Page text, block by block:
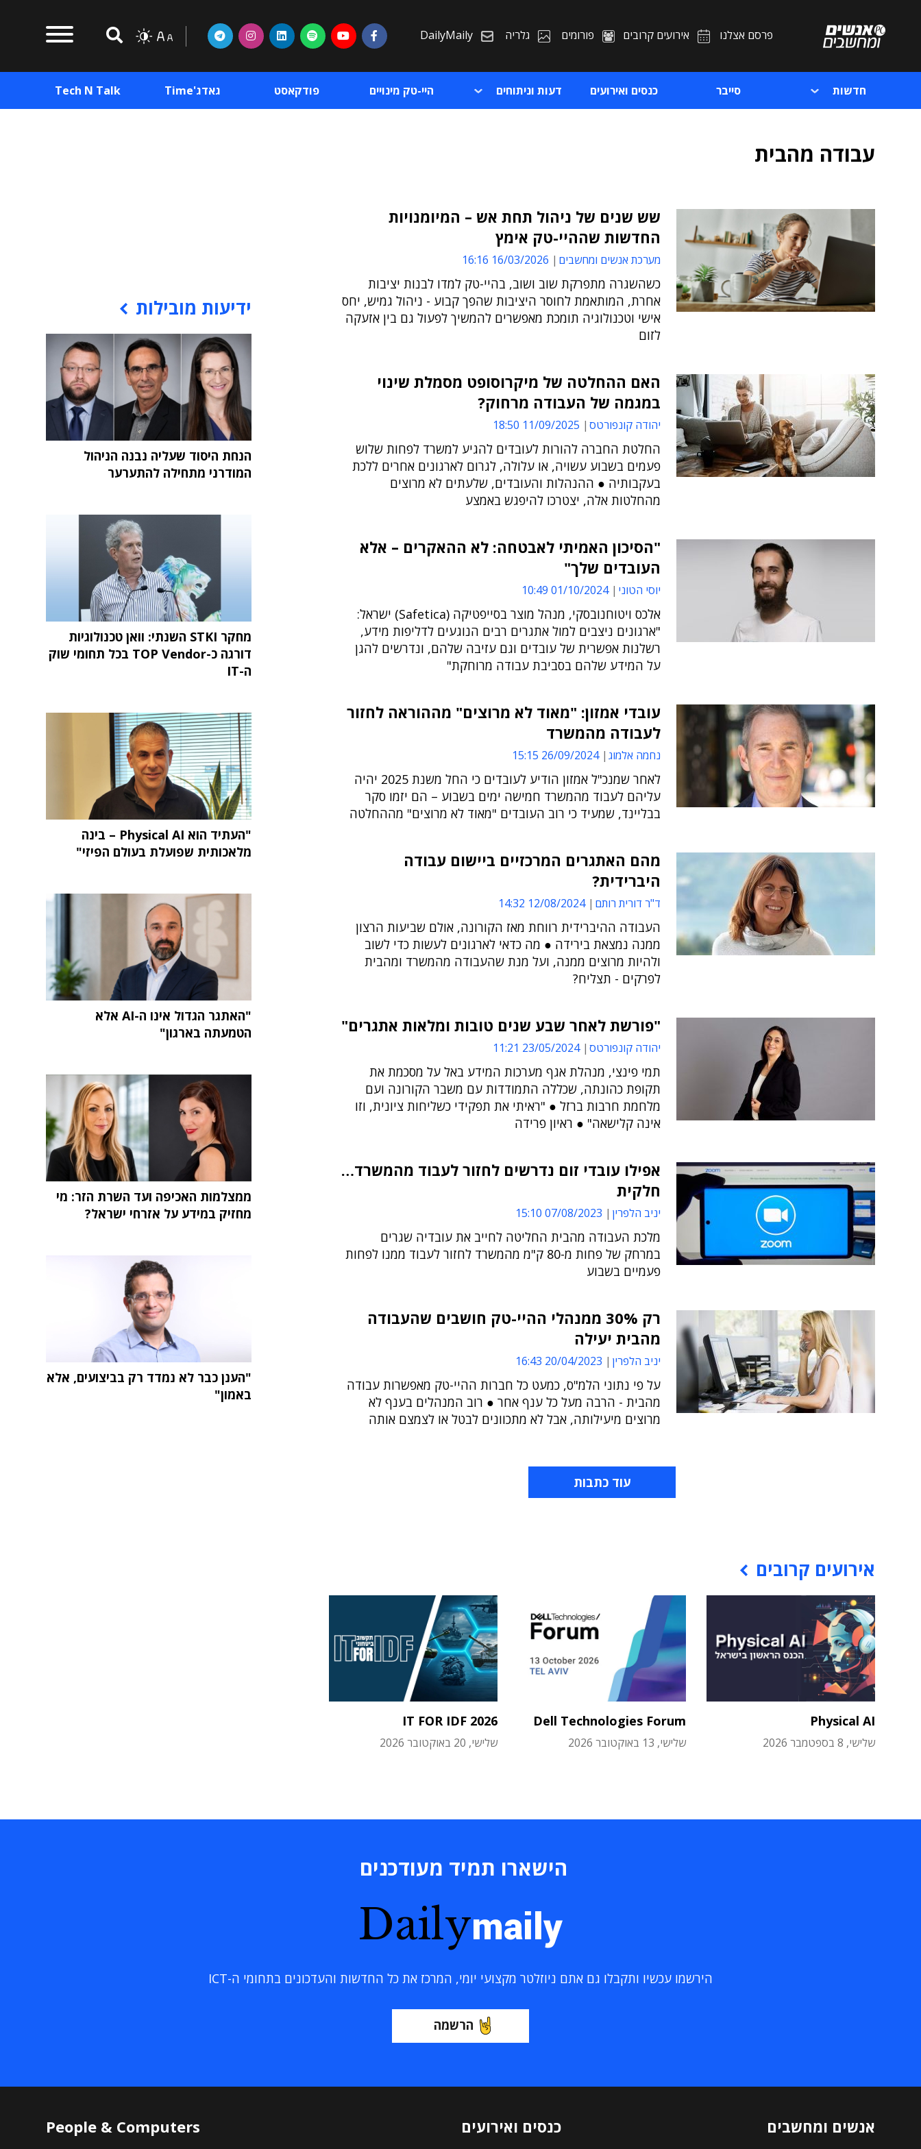
פרסם אצלנו אירועים קרובים פורומים גלריה DailyMaily
חדשות סייבר כנסים ואירועים דעות וניתוחים היי-טק מינויים פודקאסט גאדג'Time Tech N Talk
עבודה מהבית
שש שנים של ניהול תחת אש – המיומנויות
החדשות שההיי-טק אימץ
מערכת אנשים ומחשבים 16/03/2026 16:16
כשהשגרה מתפרקת שוב ושוב, בהיי-טק למדו לבנות יציבות
אחרת, המותאמת לחוסר היציבות שהפך קבוע - ניהול גמיש, יחס
אישי וטכנולוגיה תומכת מאפשרים להמשיך לפעול גם בין אזעקה
לזום
האם ההחלטה של מיקרוסופט מסמלת שינוי
במגמה של העבודה מרחוק?
יהודה קונפורטס 11/09/2025 18:50
החלטת החברה להורות לעובדים להגיע למשרד לפחות שלוש
פעמים בשבוע עשויה, או עלולה, לגרום לארגונים אחרים ללכת
בעקבותיה ● ההנהלות והעובדים, שלעתים לא מרוצים
מהחלטות אלה, יצטרכו להיפגש באמצע
"הסיכון האמיתי לאבטחה: לא ההאקרים – אלא
העובדים שלך"
יוסי הטוני 01/10/2024 10:49
אלכס ויטוחנובסקי, מנהל מוצר בסייפטיקה (Safetica) ישראל:
"ארגונים ניצבים למול אתגרים רבים הנוגעים לדליפות מידע,
רשלנות אפשרית של עובדים וגם עזיבה שלהם, ונדרשים להגן
על המידע שלהם בסביבת עבודה מרוחקת"
עובדי אמזון: "מאוד לא מרוצים" מההוראה לחזור
לעבודה מהמשרד
נחמה אלמוג 26/09/2024 15:15
לאחר שמנכ"ל אמזון הודיע לעובדים כי החל משנת 2025 יהיה
עליהם לעבוד מהמשרד חמישה ימים בשבוע – הם יזמו סקר
בבליינד, שמעיד כי רוב העובדים "מאוד לא מרוצים" מההחלטה
מהם האתגרים המרכזיים ביישום עבודה
היברידית?
ד"ר דורית רותם 12/08/2024 14:32
העבודה ההיברידית רווחת מאז הקורונה, אולם שביעות הרצון
ממנה נמצאת בירידה ● מה כדאי לארגונים לעשות כדי לשוב
ולהיות מרוצים ממנה, ועל מנת שהעבודה מהמשרד ומהבית
לפרקים - תצליח?
"פורשת לאחר שבע שנים טובות ומלאות אתגרים"
יהודה קונפורטס 23/05/2024 11:21
תמי פינצי, מנהלת אגף מערכות המידע באל על מסכמת את
תקופת כהונתה, שכללה התמודדות עם משבר הקורונה ועם
מלחמת חרבות ברזל ● "ראיתי את תפקידי כשליחות ציונית, וזו
אינה קלישאה" ● ראיון פרידה
אפילו עובדי זום נדרשים לחזור לעבוד מהמשרד…
חלקית
יניב הלפרין 07/08/2023 15:10
מלכת העבודה מהבית החליטה לחייב את עובדיה שגרים
במרחק של פחות מ-80 ק"מ מהמשרד לחזור לעבוד ממנו לפחות
פעמיים בשבוע
רק 30% ממנהלי ההיי-טק חושבים שהעבודה
מהבית יעילה
יניב הלפרין 20/04/2023 16:43
על פי נתוני הלמ"ס, כמעט כל חברות ההיי-טק מאפשרות עבודה
מהבית - הרבה מעל כל ענף אחר ● רוב המנהלים בענף לא
מרוצים מיעילותה, אבל לא מתכוונים לבטל או לצמצם אותה
עוד כתבות
אירועים קרובים
Physical AI
שלישי, 8 בספטמבר 2026
Dell Technologies Forum
שלישי, 13 באוקטובר 2026
IT FOR IDF 2026
שלישי, 20 באוקטובר 2026
ידיעות מובילות
הנחת היסוד שעליה נבנה הניהול
המודרני מתחילה להתערער
מחקר STKI השנתי: וואן טכנולוגיות
דורגה כ-TOP Vendor בכל תחומי שוק
ה-IT
"העתיד הוא Physical AI – בינה
מלאכותית שפועלת בעולם הפיזי"
"האתגר הגדול אינו ה-AI אלא
הטמעתה בארגון"
ממצלמות האכיפה ועד השרת הזר: מי
מחזיק במידע על אזרחי ישראל?
"הענן כבר לא נמדד רק בביצועים, אלא
באמון"
הישארו תמיד מעודכנים
Dailymaily
הירשמו עכשיו ותקבלו גם אתם ניוזלטר מקצועי יומי, המרכז את כל החדשות והעדכונים בתחומי ה-ICT
הרשמה
אנשים ומחשבים כנסים ואירועים People & Computers